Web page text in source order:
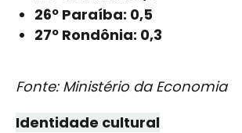
26º Paraíba: 0,5
27º Rondônia: 0,3
Fonte: Ministério da Economia
Identidade cultural